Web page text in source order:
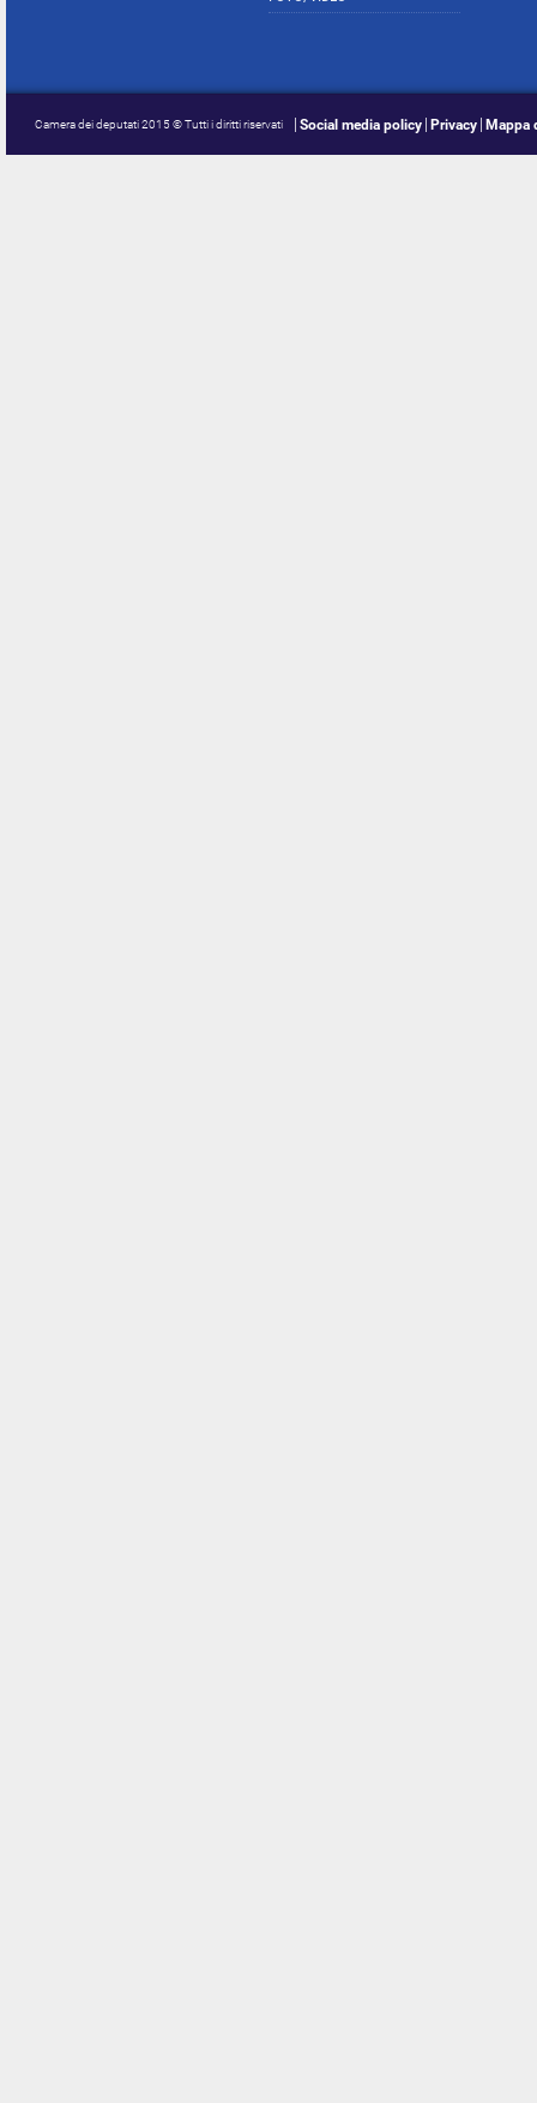
Camera dei deputati 2015 © Tutti i diritti riservati Social media policy Privacy Mappa